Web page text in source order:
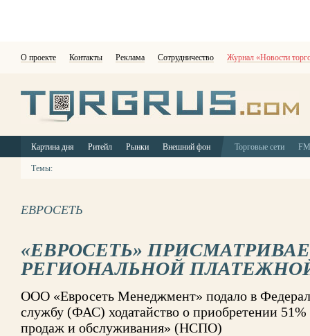
О проекте Контакты Реклама Сотрудничество Журнал «Новости
Картина дня Ритейл Рынки Внешний фон Торговые сети
Темы:
ЕВРОСЕТЬ
«ЕВРОСЕТЬ»
РЕГИОНАЛЬНОЙ
ООО «Евросеть Менеджмент» подало в
службу (ФАС) ходатайство о приобретении
продаж и обслуживания» (НСПО)